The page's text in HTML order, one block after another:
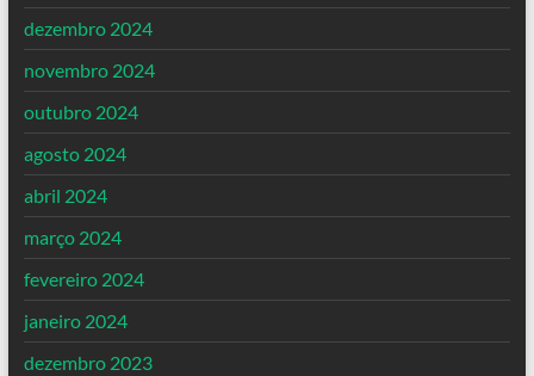
dezembro 2024
novembro 2024
outubro 2024
agosto 2024
abril 2024
março 2024
fevereiro 2024
janeiro 2024
dezembro 2023